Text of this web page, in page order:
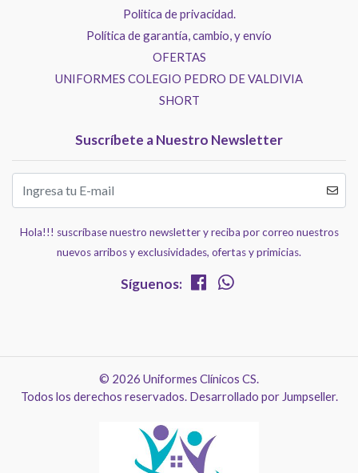
Politica de privacidad.
Política de garantía, cambio, y envío
OFERTAS
UNIFORMES COLEGIO PEDRO DE VALDIVIA
SHORT
Suscríbete a Nuestro Newsletter
Hola!!! suscríbase nuestro newsletter y reciba por correo nuestros
nuevos arribos y exclusividades, ofertas y primicias.
Síguenos:
© 2026 Uniformes Clínicos CS.
Todos los derechos reservados. Desarrollado por Jumpseller.